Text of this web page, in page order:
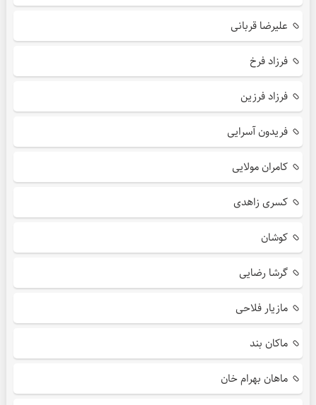
علیرضا قربانی
فرزاد فرخ
فرزاد فرزین
فریدون آسرایی
کامران مولایی
کسری زاهدی
کوشان
گرشا رضایی
مازیار فلاحی
ماکان بند
ماهان بهرام خان